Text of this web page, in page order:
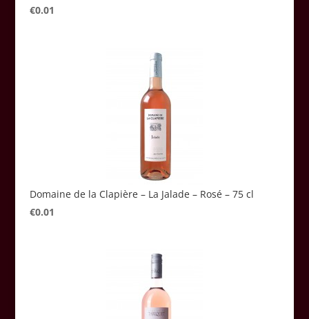
€0.01
Domaine de la Clapière – La Jalade – Rosé – 75 cl
€0.01